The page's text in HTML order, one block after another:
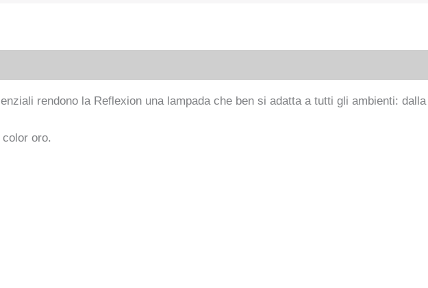
rendono la Reflexion una lampada che ben si adatta a tutti gli ambienti: dalla
oro.